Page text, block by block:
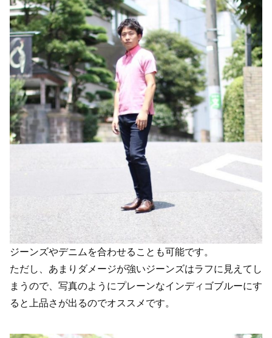
ジーンズやデニムを合わせることも可能です。
ただし、あまりダメージが強いジーンズはラフに見えてし
まうので、写真のようにプレーンなインディゴブルーにす
ると上品さが出るのでオススメです。